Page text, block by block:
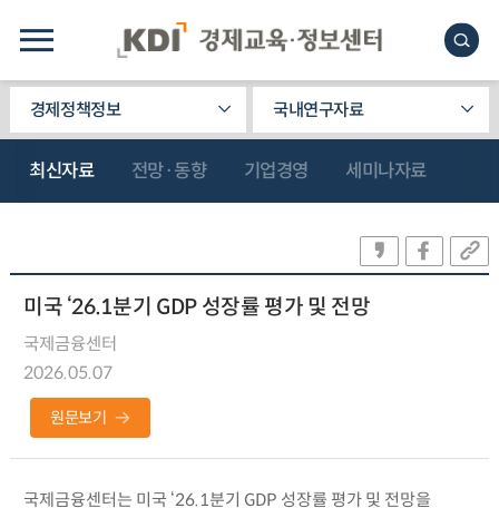
경제정책정보 국내연구자료
최신자료 전망·동향 기업경영 세미나자료
미국 ‘26.1분기 GDP 성장률 평가 및 전망
국제금융센터
2026.05.07
원문보기
국제금융센터는 미국 ‘26.1분기 GDP 성장률 평가 및 전망을